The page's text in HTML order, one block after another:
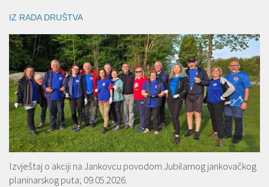
IZ RADA DRUŠTVA
Izvještaj o akciji na Jankovcu povodom Jubilarnog jankovačkog
planinarskog puta; 09.05.2026.